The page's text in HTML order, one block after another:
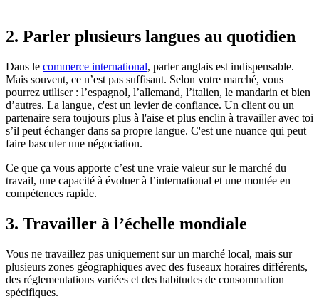
2. Parler plusieurs langues au quotidien
Dans le commerce international, parler anglais est indispensable.
Mais souvent, ce n’est pas suffisant. Selon votre marché, vous
pourrez utiliser : l’espagnol, l’allemand, l’italien, le mandarin et bien
d’autres. La langue, c'est un levier de confiance. Un client ou un
partenaire sera toujours plus à l'aise et plus enclin à travailler avec toi
s’il peut échanger dans sa propre langue. C'est une nuance qui peut
faire basculer une négociation.
Ce que ça vous apporte c’est une vraie valeur sur le marché du
travail, une capacité à évoluer à l’international et une montée en
compétences rapide.
3. Travailler à l’échelle mondiale
Vous ne travaillez pas uniquement sur un marché local, mais sur
plusieurs zones géographiques avec des fuseaux horaires différents,
des réglementations variées et des habitudes de consommation
spécifiques.